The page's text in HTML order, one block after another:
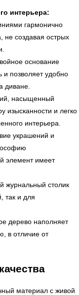
интерьера:
гармонично
не создавая острых
основание
и позволяет удобно
диване.
насыщенный
изысканности и легко
интерьера.
украшений и
элемент имеет
журнальный столик
так и для
дерево наполняет
в отличие от
материал с живой